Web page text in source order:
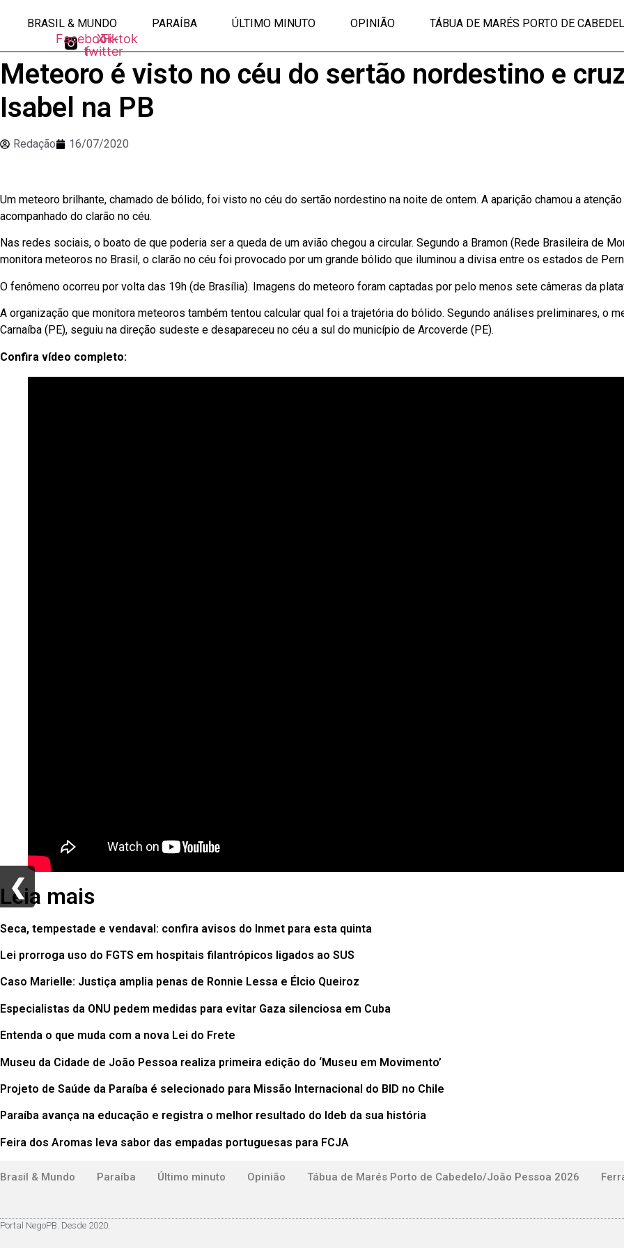
BRASIL & MUNDO PARAÍBA ÚLTIMO MINUTO OPINIÃO TÁBUA DE MARÉS PORTO DE
Facebook-
f
X-
twitter
Tiktok
Meteoro é visto no céu do sertão nordestino e
Isabel na PB
Redação 16/07/2020
Um meteoro brilhante, chamado de bólido, foi visto no céu do sertão nordestino na noite de ontem. A aparição chamou a
acompanhado do clarão no céu.
Nas redes sociais, o boato de que poderia ser a queda de um avião chegou a circular. Segundo a Bramon (Rede Brasileira de
monitora meteoros no Brasil, o clarão no céu foi provocado por um grande bólido que iluminou a divisa entre os estados de
O fenômeno ocorreu por volta das 19h (de Brasília). Imagens do meteoro foram captadas por pelo menos sete câmeras da
A organização que monitora meteoros também tentou calcular qual foi a trajetória do bólido. Segundo análises preliminares, o
Carnaíba (PE), seguiu na direção sudeste e desapareceu no céu a sul do município de Arcoverde (PE).
Confira vídeo completo:
Leia mais
Seca, tempestade e vendaval: confira avisos do Inmet para esta quinta
Lei prorroga uso do FGTS em hospitais filantrópicos ligados ao SUS
Caso Marielle: Justiça amplia penas de Ronnie Lessa e Élcio Queiroz
Especialistas da ONU pedem medidas para evitar Gaza silenciosa em Cuba
Entenda o que muda com a nova Lei do Frete
Museu da Cidade de João Pessoa realiza primeira edição do ‘Museu em Movimento’
Projeto de Saúde da Paraíba é selecionado para Missão Internacional do BID no Chile
Paraíba avança na educação e registra o melhor resultado do Ideb da sua história
Feira dos Aromas leva sabor das empadas portuguesas para FCJA
Brasil & Mundo Paraíba Último minuto Opinião Tábua de Marés Porto de Cabedelo/João Pessoa 2026
Portal NegoPB. Desde 2020.
❮
❮